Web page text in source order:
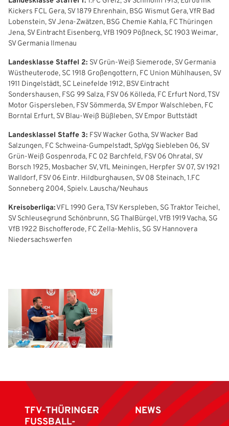
Kickers FCL Gera, SV 1879 Ehrenhain, BSG Wismut Gera, VfR Bad
Lobenstein, SV Jena-Zwätzen, BSG Chemie Kahla, FC Thüringen
Jena, SV Eintracht Eisenberg, VfB 1909 Pößneck, SC 1903 Weimar,
SV Germania Ilmenau
Landesklasse Staffel 2: SV Grün-Weiß Siemerode, SV Germania
Wüstheuterode, SC 1918 Großengottern, FC Union Mühlhausen, SV
1911 Dingelstädt, SC Leinefelde 1912, BSV Eintracht
Sondershausen, FSG 99 Salza, FSV 06 Kölleda, FC Erfurt Nord, TSV
Motor Gispersleben, FSV Sömmerda, SV Empor Walschleben, FC
Borntal Erfurt, SV Blau-Weiß Büßleben, SV Empor Buttstädt
Landesklassel Staffe 3: FSV Wacker Gotha, SV Wacker Bad
Salzungen, FC Schweina-Gumpelstadt, SpVgg Siebleben 06, SV
Grün-Weiß Gospenroda, FC 02 Barchfeld, FSV 06 Ohratal, SV
Borsch 1925, Mosbacher SV, VfL Meiningen, Herpfer SV 07, SV 1921
Walldorf, FSV 06 Eintr. Hildburghausen, SV 08 Steinach, 1.FC
Sonneberg 2004, Spielv. Lauscha/Neuhaus
Kreisoberliga:VFL 1990 Gera, TSV Kerspleben, SG Traktor Teichel,
SV Schleusegrund Schönbrunn, SG ThalBürgel, VfB 1919 Vacha, SG
VfB 1922 Bischofferode, FC Zella-Mehlis, SG SV Hannovera
Niedersachswerfen
TFV-THÜRINGER
FUSSBALL-
NEWS
WEBSITE DURCHSUCHEN
IHRE LESEZEICHEN
sich an der Website anzumelden.
Anmelden
Benutzername:
Passwort: